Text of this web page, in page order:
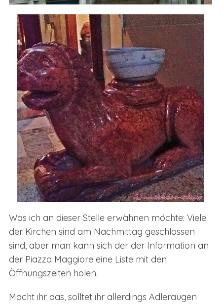
Was ich an dieser Stelle erwähnen möchte: Viele
der Kirchen sind am Nachmittag geschlossen
sind, aber man kann sich der der Information an
der Piazza Maggiore eine Liste mit den
Öffnungszeiten holen.
Macht ihr das, solltet ihr allerdings Adleraugen